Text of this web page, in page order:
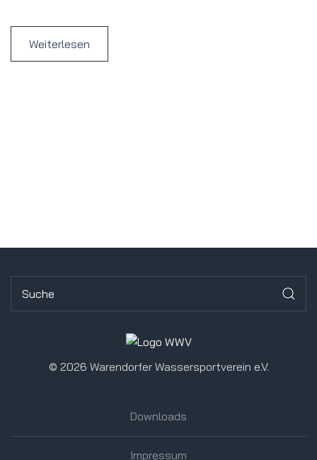
Weiterlesen
© 2026 Warendorfer Wassersportverein e.V.
Downloads
Impressum